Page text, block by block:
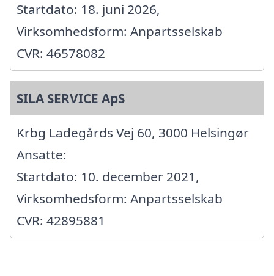
Startdato: 18. juni 2026,
Virksomhedsform: Anpartsselskab
CVR: 46578082
SILA SERVICE ApS
Krbg Ladegårds Vej 60, 3000 Helsingør
Ansatte:
Startdato: 10. december 2021,
Virksomhedsform: Anpartsselskab
CVR: 42895881